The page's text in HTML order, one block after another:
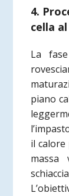
4.
cella
La
piano
il
massa